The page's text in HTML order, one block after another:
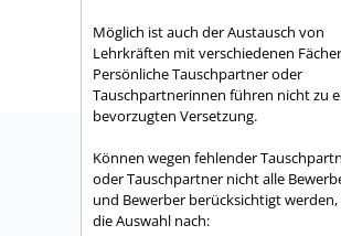
Möglich ist auch der Austausch von
Lehrkräften mit verschiedenen
Persönliche Tauschpartner oder
Tauschpartnerinnen führen nicht zu
bevorzugten Versetzung.
Können wegen fehlender
oder Tauschpartner nicht alle
und Bewerber berücksichtigt
die Auswahl nach: